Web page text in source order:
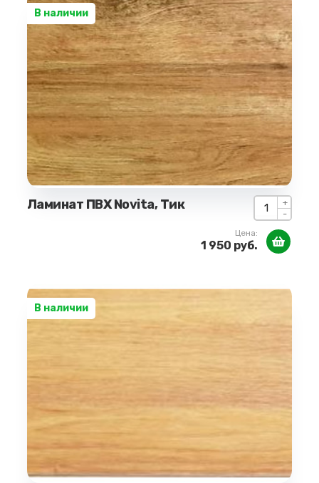
В наличии
Ламинат ПВХ Novita, Тик +
-
Цена:
1 950 руб.
В наличии